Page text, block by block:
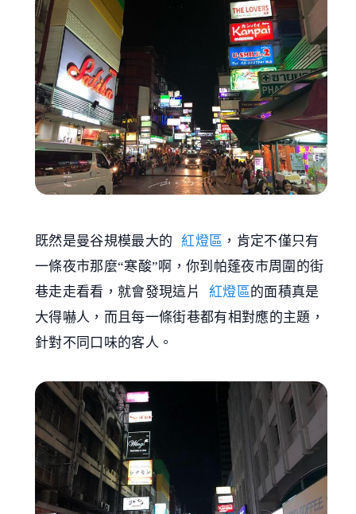
既然是曼谷規模最大的 紅燈區 ，肯定不僅只有
一條夜市那麼“寒酸”啊，你到帕蓬夜市周圍的街
巷走走看看，就會發現這片
紅燈區的面積真是
大得嚇人，而且每一條街巷都有相對應的主題，
針對不同口味的客人。